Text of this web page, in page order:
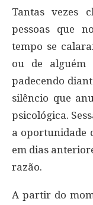
Tantas vezes
pessoas que
tempo se
ou de alguém
padecendo
silêncio que
psicológica.
a oportunidade
em dias
razão.
A partir do